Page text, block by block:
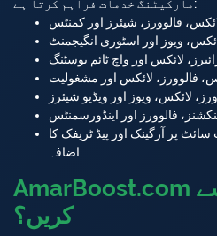
Stay
আমাদের ওয়েবসাইটের সর্বশেষ আপডেট,
Telegram, WhatsApp চ্যানেলে যুক্ত
مارکیٹنگ خدمات فراہم کرتا ہے:
فالوورز، شیئرز اور کمنٹس
ویوز اور اسٹوری انگیجمنٹ
لائکس اور واچ ٹائم بوسٹنگ
فالوورز، لائکس اور مشغولیت
لائکس، ویوز اور ویڈیو شیئرز
فالوورز اور اینڈورسمنٹس
پر آرگینک اور پیڈ ٹریفک کا
اضافہ
AmarBoost.com کا استعمال کیسے
کریں؟